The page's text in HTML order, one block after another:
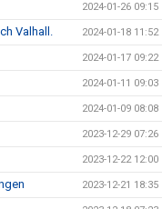
2024-01-26 09:15
Valhall. 2024-01-18 11:52
2024-01-17 09:22
2024-01-11 09:03
2024-01-09 08:08
2023-12-29 07:26
2023-12-22 12:00
2023-12-21 18:35